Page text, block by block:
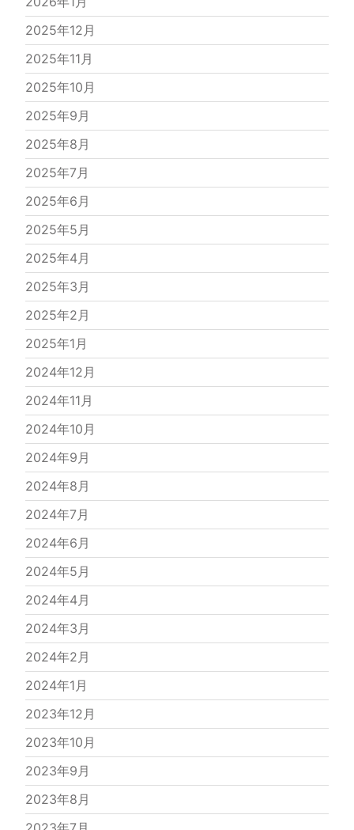
2025年12月
2025年11月
2025年10月
2025年9月
2025年8月
2025年7月
2025年6月
2025年5月
2025年4月
2025年3月
2025年2月
2025年1月
2024年12月
2024年11月
2024年10月
2024年9月
2024年8月
2024年7月
2024年6月
2024年5月
2024年4月
2024年3月
2024年2月
2024年1月
2023年12月
2023年10月
2023年9月
2023年8月